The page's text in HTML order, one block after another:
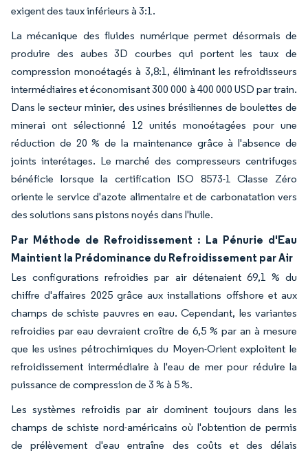
exigent des taux inférieurs à 3:1.
La mécanique des fluides numérique permet désormais de
produire des aubes 3D courbes qui portent les taux de
compression monoétagés à 3,8:1, éliminant les refroidisseurs
intermédiaires et économisant 300 000 à 400 000 USD par train.
Dans le secteur minier, des usines brésiliennes de boulettes de
minerai ont sélectionné 12 unités monoétagées pour une
réduction de 20 % de la maintenance grâce à l'absence de
joints interétages. Le marché des compresseurs centrifuges
bénéficie lorsque la certification ISO 8573-1 Classe Zéro
oriente le service d'azote alimentaire et de carbonatation vers
des solutions sans pistons noyés dans l'huile.
Par Méthode de Refroidissement : La Pénurie d'Eau
Maintient la Prédominance du Refroidissement par Air
Les configurations refroidies par air détenaient 69,1 % du
chiffre d'affaires 2025 grâce aux installations offshore et aux
champs de schiste pauvres en eau. Cependant, les variantes
refroidies par eau devraient croître de 6,5 % par an à mesure
que les usines pétrochimiques du Moyen-Orient exploitent le
refroidissement intermédiaire à l'eau de mer pour réduire la
puissance de compression de 3 % à 5 %.
Les systèmes refroidis par air dominent toujours dans les
champs de schiste nord-américains où l'obtention de permis
de prélèvement d'eau entraîne des coûts et des délais